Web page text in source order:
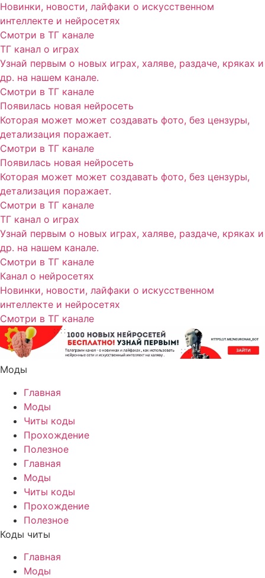
Новинки, новости, лайфаки о искусственном
интеллекте и нейросетях
Смотри в ТГ канале
ТГ канал о играх
Узнай первым о новых играх, халяве, раздаче, кряках и
др. на нашем канале.
Смотри в ТГ канале
Появилась новая нейросеть
Которая может может создавать фото, без цензуры,
детализация поражает.
Смотри в ТГ канале
Появилась новая нейросеть
Которая может может создавать фото, без цензуры,
детализация поражает.
Смотри в ТГ канале
ТГ канал о играх
Узнай первым о новых играх, халяве, раздаче, кряках и
др. на нашем канале.
Смотри в ТГ канале
Канал о нейросетях
Новинки, новости, лайфаки о искусственном
интеллекте и нейросетях
Смотри в ТГ канале
Моды
Главная
Моды
Читы коды
Прохождение
Полезное
Главная
Моды
Читы коды
Прохождение
Полезное
Коды читы
Главная
Моды